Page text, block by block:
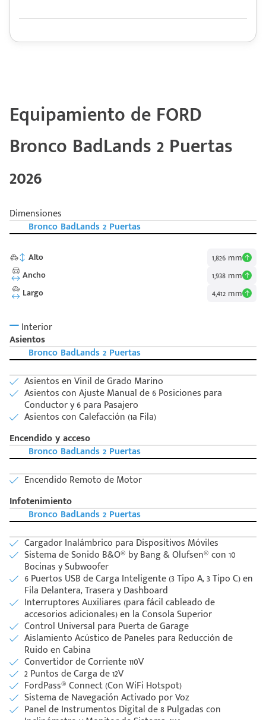
Equipamiento de FORD
Bronco BadLands 2 Puertas
2026
Dimensiones
Bronco BadLands 2 Puertas
Alto
1,826 mm
Ancho
1,938 mm
Largo
4,412 mm
Interior
Asientos
Bronco BadLands 2 Puertas
Asientos en Vinil de Grado Marino
Asientos con Ajuste Manual de 6 Posiciones para
Conductor y 6 para Pasajero
Asientos con Calefacción (1a Fila)
Encendido y acceso
Bronco BadLands 2 Puertas
Encendido Remoto de Motor
Infotenimiento
Bronco BadLands 2 Puertas
Cargador Inalámbrico para Dispositivos Móviles
Sistema de Sonido B&O® by Bang & Olufsen® con 10
Bocinas y Subwoofer
6 Puertos USB de Carga Inteligente (3 Tipo A, 3 Tipo C) en
Fila Delantera, Trasera y Dashboard
Interruptores Auxiliares (para fácil cableado de
accesorios adicionales) en la Consola Superior
Control Universal para Puerta de Garage
Aislamiento Acústico de Paneles para Reducción de
Ruido en Cabina
Convertidor de Corriente 110V
2 Puntos de Carga de 12V
FordPass® Connect (Con WiFi Hotspot)
Sistema de Navegación Activado por Voz
Panel de Instrumentos Digital de 8 Pulgadas con